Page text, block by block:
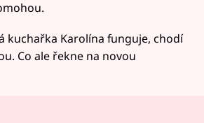
kuchařka Karolína funguje, chodí
Co ale řekne na novou